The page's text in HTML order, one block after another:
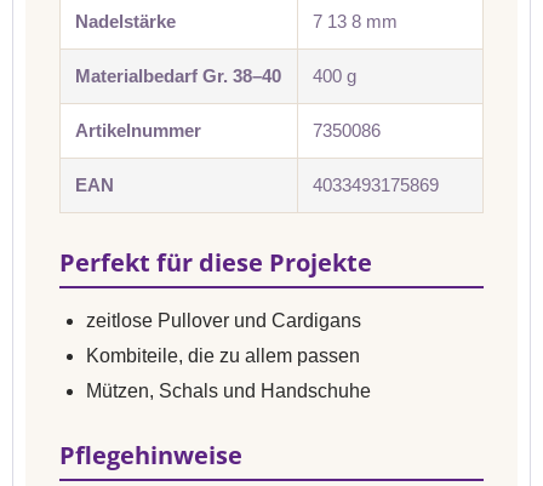
Nadelstärke 7 13 8 mm
Materialbedarf Gr. 38–40 400 g
Artikelnummer 7350086
EAN 4033493175869
Perfekt für diese Projekte
zeitlose Pullover und Cardigans
Kombiteile, die zu allem passen
Mützen, Schals und Handschuhe
Pflegehinweise